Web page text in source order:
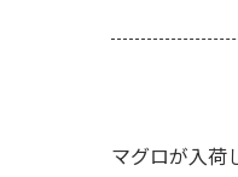
マグロが入荷